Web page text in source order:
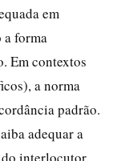
em
forma
Em contextos
a norma
padrão.
adequar a
interlocutor.